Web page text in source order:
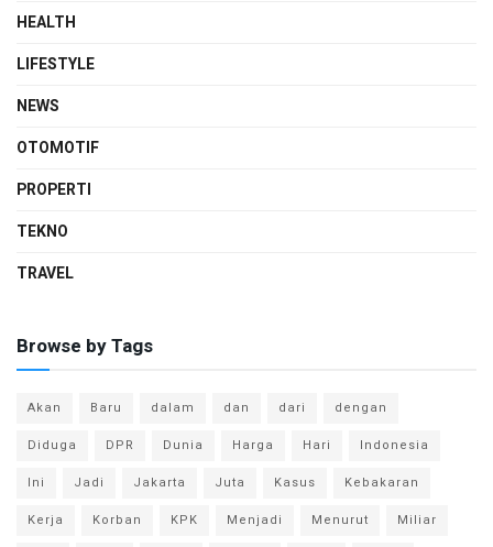
HEALTH
LIFESTYLE
NEWS
OTOMOTIF
PROPERTI
TEKNO
TRAVEL
Browse by Tags
Akan Baru dalam dan dari
dengan
Diduga
DPR Dunia Harga Hari
Indonesia
Ini
Jadi Jakarta Juta Kasus
Kebakaran
Kerja
Korban KPK Menjadi Menurut
Miliar